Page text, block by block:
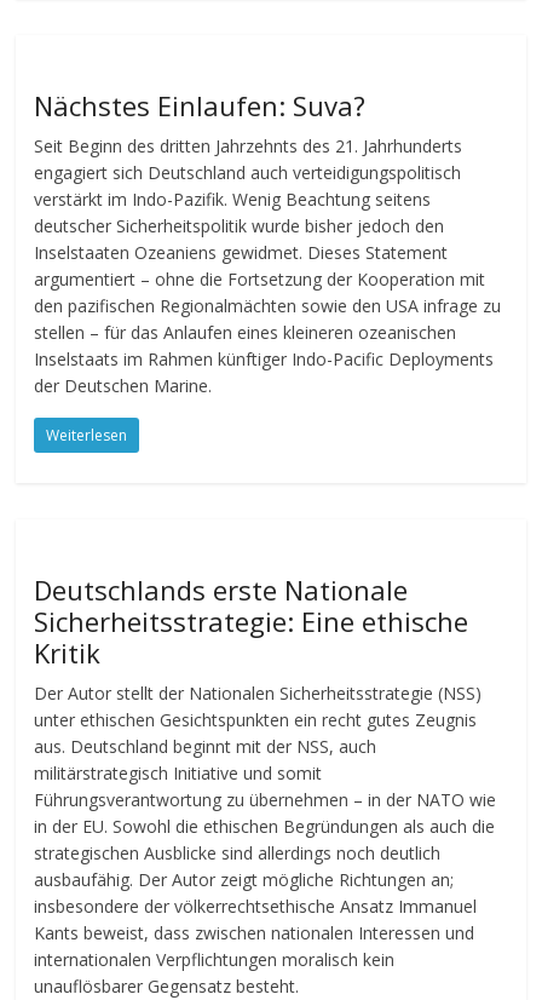
Nächstes Einlaufen: Suva?
Seit Beginn des dritten Jahrzehnts des 21. Jahrhunderts
engagiert sich Deutschland auch verteidigungspolitisch
verstärkt im Indo-Pazifik. Wenig Beachtung seitens
deutscher Sicherheitspolitik wurde bisher jedoch den
Inselstaaten Ozeaniens gewidmet. Dieses Statement
argumentiert – ohne die Fortsetzung der Kooperation mit
den pazifischen Regionalmächten sowie den USA infrage zu
stellen – für das Anlaufen eines kleineren ozeanischen
Inselstaats im Rahmen künftiger Indo-Pacific Deployments
der Deutschen Marine.
Weiterlesen
Deutschlands erste Nationale
Sicherheitsstrategie: Eine ethische
Kritik
Der Autor stellt der Nationalen Sicherheitsstrategie (NSS)
unter ethischen Gesichtspunkten ein recht gutes Zeugnis
aus. Deutschland beginnt mit der NSS, auch
militärstrategisch Initiative und somit
Führungsverantwortung zu übernehmen – in der NATO wie
in der EU. Sowohl die ethischen Begründungen als auch die
strategischen Ausblicke sind allerdings noch deutlich
ausbaufähig. Der Autor zeigt mögliche Richtungen an;
insbesondere der völkerrechtsethische Ansatz Immanuel
Kants beweist, dass zwischen nationalen Interessen und
internationalen Verpflichtungen moralisch kein
unauflösbarer Gegensatz besteht.